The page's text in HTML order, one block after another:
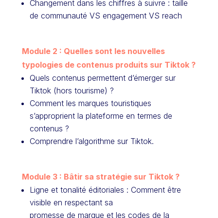
Changement dans les chiffres à suivre : taille
de communauté VS engagement VS reach
Module 2 : Quelles sont les nouvelles
typologies de contenus produits sur Tiktok ?
Quels contenus permettent d’émerger sur
Tiktok (hors tourisme) ?
Comment les marques touristiques
s’approprient la plateforme en termes de
contenus ?
Comprendre l’algorithme sur Tiktok.
Module 3 : Bâtir sa stratégie sur Tiktok ?
Ligne et tonalité éditoriales : Comment être
visible en respectant sa
promesse de marque et les codes de la